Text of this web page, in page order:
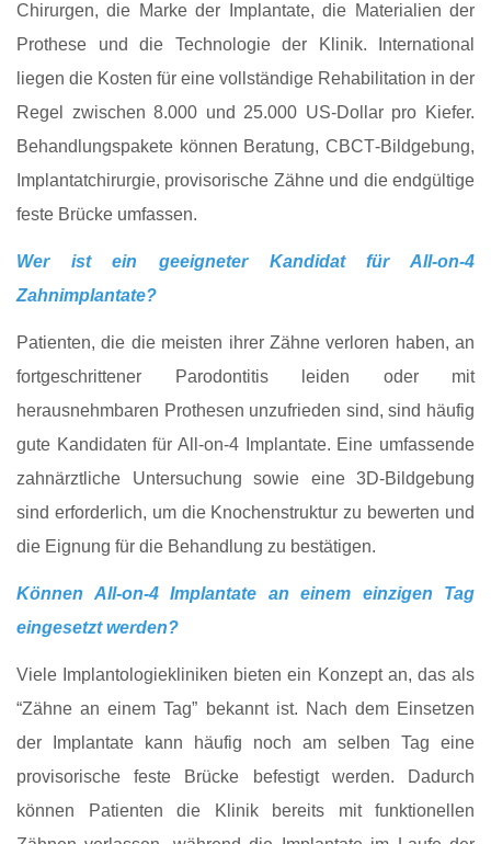
Chirurgen, die Marke der Implantate, die Materialien der
Prothese und die Technologie der Klinik. International
liegen die Kosten für eine vollständige Rehabilitation in der
Regel zwischen 8.000 und 25.000 US‑Dollar pro Kiefer.
Behandlungspakete können Beratung, CBCT‑Bildgebung,
Implantatchirurgie, provisorische Zähne und die endgültige
feste Brücke umfassen.
Wer ist ein geeigneter Kandidat für All-on-4
Zahnimplantate?
Patienten, die die meisten ihrer Zähne verloren haben, an
fortgeschrittener Parodontitis leiden oder mit
herausnehmbaren Prothesen unzufrieden sind, sind häufig
gute Kandidaten für All-on-4 Implantate. Eine umfassende
zahnärztliche Untersuchung sowie eine 3D‑Bildgebung
sind erforderlich, um die Knochenstruktur zu bewerten und
die Eignung für die Behandlung zu bestätigen.
Können All-on-4 Implantate an einem einzigen Tag
eingesetzt werden?
Viele Implantologiekliniken bieten ein Konzept an, das als
“Zähne an einem Tag” bekannt ist. Nach dem Einsetzen
der Implantate kann häufig noch am selben Tag eine
provisorische feste Brücke befestigt werden. Dadurch
können Patienten die Klinik bereits mit funktionellen